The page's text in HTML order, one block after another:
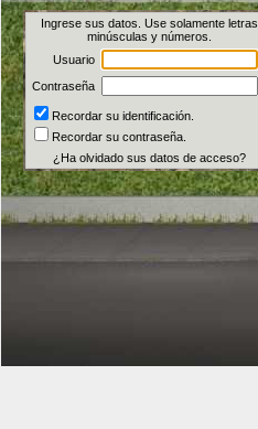
Ingrese sus datos. Use solamente letras
minúsculas y números.
Usuario
Contraseña
Recordar su identificación.
Recordar su contraseña.
¿Ha olvidado sus datos de acceso?